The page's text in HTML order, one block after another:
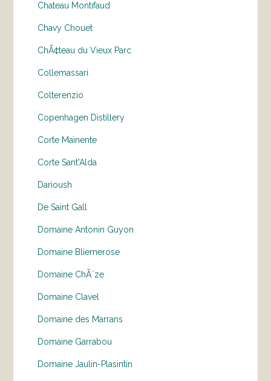
Chateau Montifaud
Chavy Chouet
ChÃ¢teau du Vieux Parc
Collemassari
Colterenzio
Copenhagen Distillery
Corte Mainente
Corte Sant'Alda
Darioush
De Saint Gall
Domaine Antonin Guyon
Domaine Bliemerose
Domaine ChÃ¨ze
Domaine Clavel
Domaine des Marrans
Domaine Garrabou
Domaine Jaulin-Plasintin